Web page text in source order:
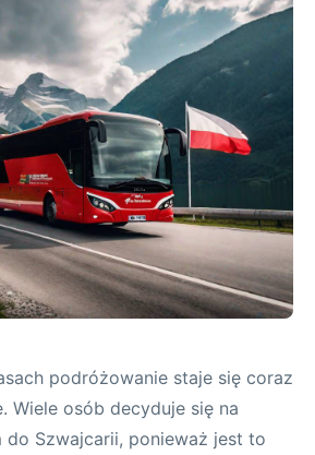
podróżowanie staje się coraz
Wiele osób decyduje się na
do Szwajcarii, ponieważ jest to